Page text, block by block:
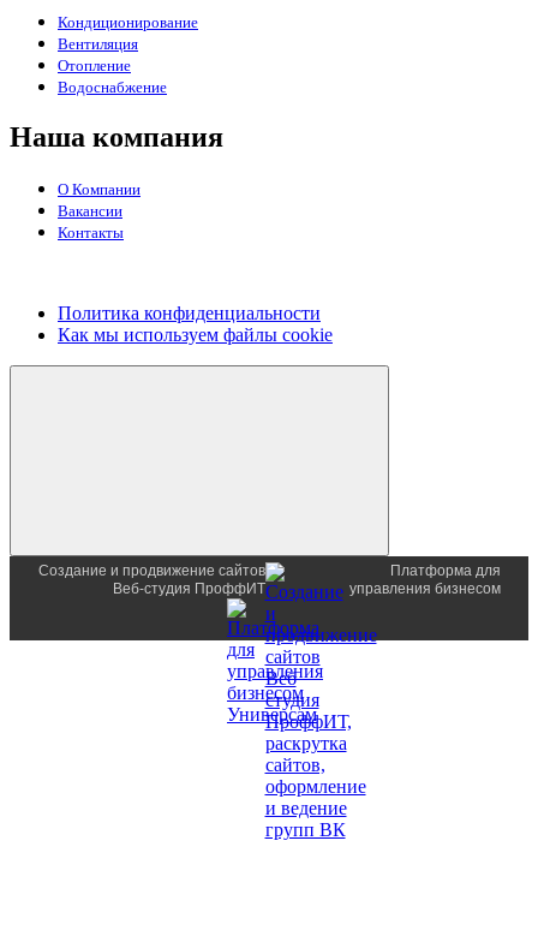
Кондиционирование
Вентиляция
Отопление
Водоснабжение
Наша компания
О Компании
Вакансии
Контакты
Политика конфиденциальности
Как мы используем файлы cookie
Создание и продвижение сайтов
Веб-студия ПроффИТ
Платформа для
управления бизнесом